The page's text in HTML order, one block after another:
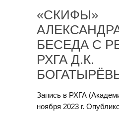
«СКИФЫ»
БЕСЕДА С
РХГА Д.К.
Запись в РХГА
ноября 2023 г.